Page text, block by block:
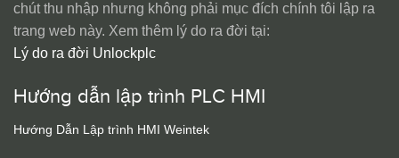
chút thu nhập nhưng không phải mục đích chính tôi lập ra
trang web này. Xem thêm lý do ra đời tại:
Lý do ra đời Unlockplc
Hướng dẫn lập trình PLC HMI
Hướng Dẫn Lập trình HMI Weintek